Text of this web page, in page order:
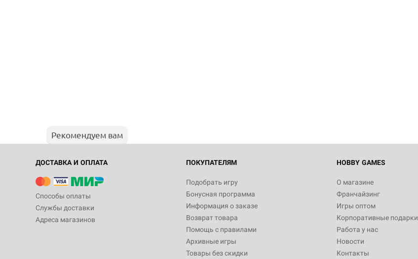
Рекомендуем вам
ДОСТАВКА И ОПЛАТА
Способы оплаты
Службы доставки
Адреса магазинов
ПОКУПАТЕЛЯМ
Подобрать игру
Бонусная программа
Информация о заказе
Возврат товара
Помощь с правилами
Архивные игры
Товары без скидки
HOBBY GAMES
О магазине
Франчайзинг
Игры оптом
Корпоративные подарки
Работа у нас
Новости
Контакты